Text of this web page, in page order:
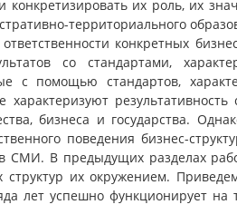
их роль, их
территориального
конкретных
со стандартами,
с помощью стандартов,
результативность
бизнеса и государства.
поведения бизнес-
СМИ. В предыдущих разделах
структур их окружением.
лет успешно функционирует на